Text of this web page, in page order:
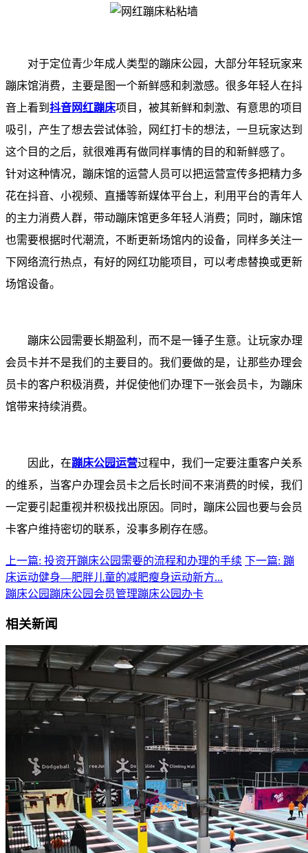
对于定位青少年成人类型的蹦床公园，大部分年轻玩家来
蹦床馆消费，主要是图一个新鲜感和刺激感。很多年轻人在抖
音上看到 抖音网红蹦床项目，被其新鲜和刺激、有意思的项目
吸引，产生了想去尝试体验，网红打卡的想法，一旦玩家达到
这个目的之后，就很难再有做同样事情的目的和新鲜感了。
针对这种情况，蹦床馆的运营人员可以把运营宣传多把精力多
花在抖音、小视频、直播等新媒体平台上，利用平台的青年人
的主力消费人群，带动蹦床馆更多年轻人消费；同时，蹦床馆
也需要根据时代潮流，不断更新场馆内的设备，同样多关注一
下网络流行热点，有好的网红功能项目，可以考虑替换或更新
场馆设备。
蹦床公园需要长期盈利，而不是一锤子生意。让玩家办理
会员卡并不是我们的主要目的。我们要做的是，让那些办理会
员卡的客户积极消费，并促使他们办理下一张会员卡，为蹦床
馆带来持续消费。
因此，在蹦床公园运营过程中，我们一定要注重客户关系
的维系，当客户办理会员卡之后长时间不来消费的时候，我们
一定要引起重视并积极找出原因。同时，蹦床公园也要与会员
卡客户维持密切的联系，没事多刷存在感。
上一篇: 投资开蹦床公园需要的流程和办理的手续 下一篇: 蹦
床运动健身—肥胖儿童的减肥瘦身运动新方...
蹦床公园 蹦床公园会员管理蹦床公园办卡
相关新闻